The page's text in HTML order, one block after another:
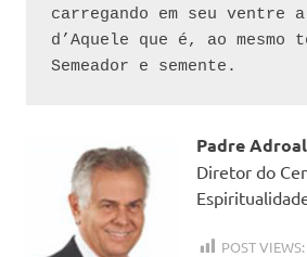
carregando em seu ventre
d’Aquele que é, ao mesmo
Semeador e semente.
Padre
Diretor do
POST VIEWS: